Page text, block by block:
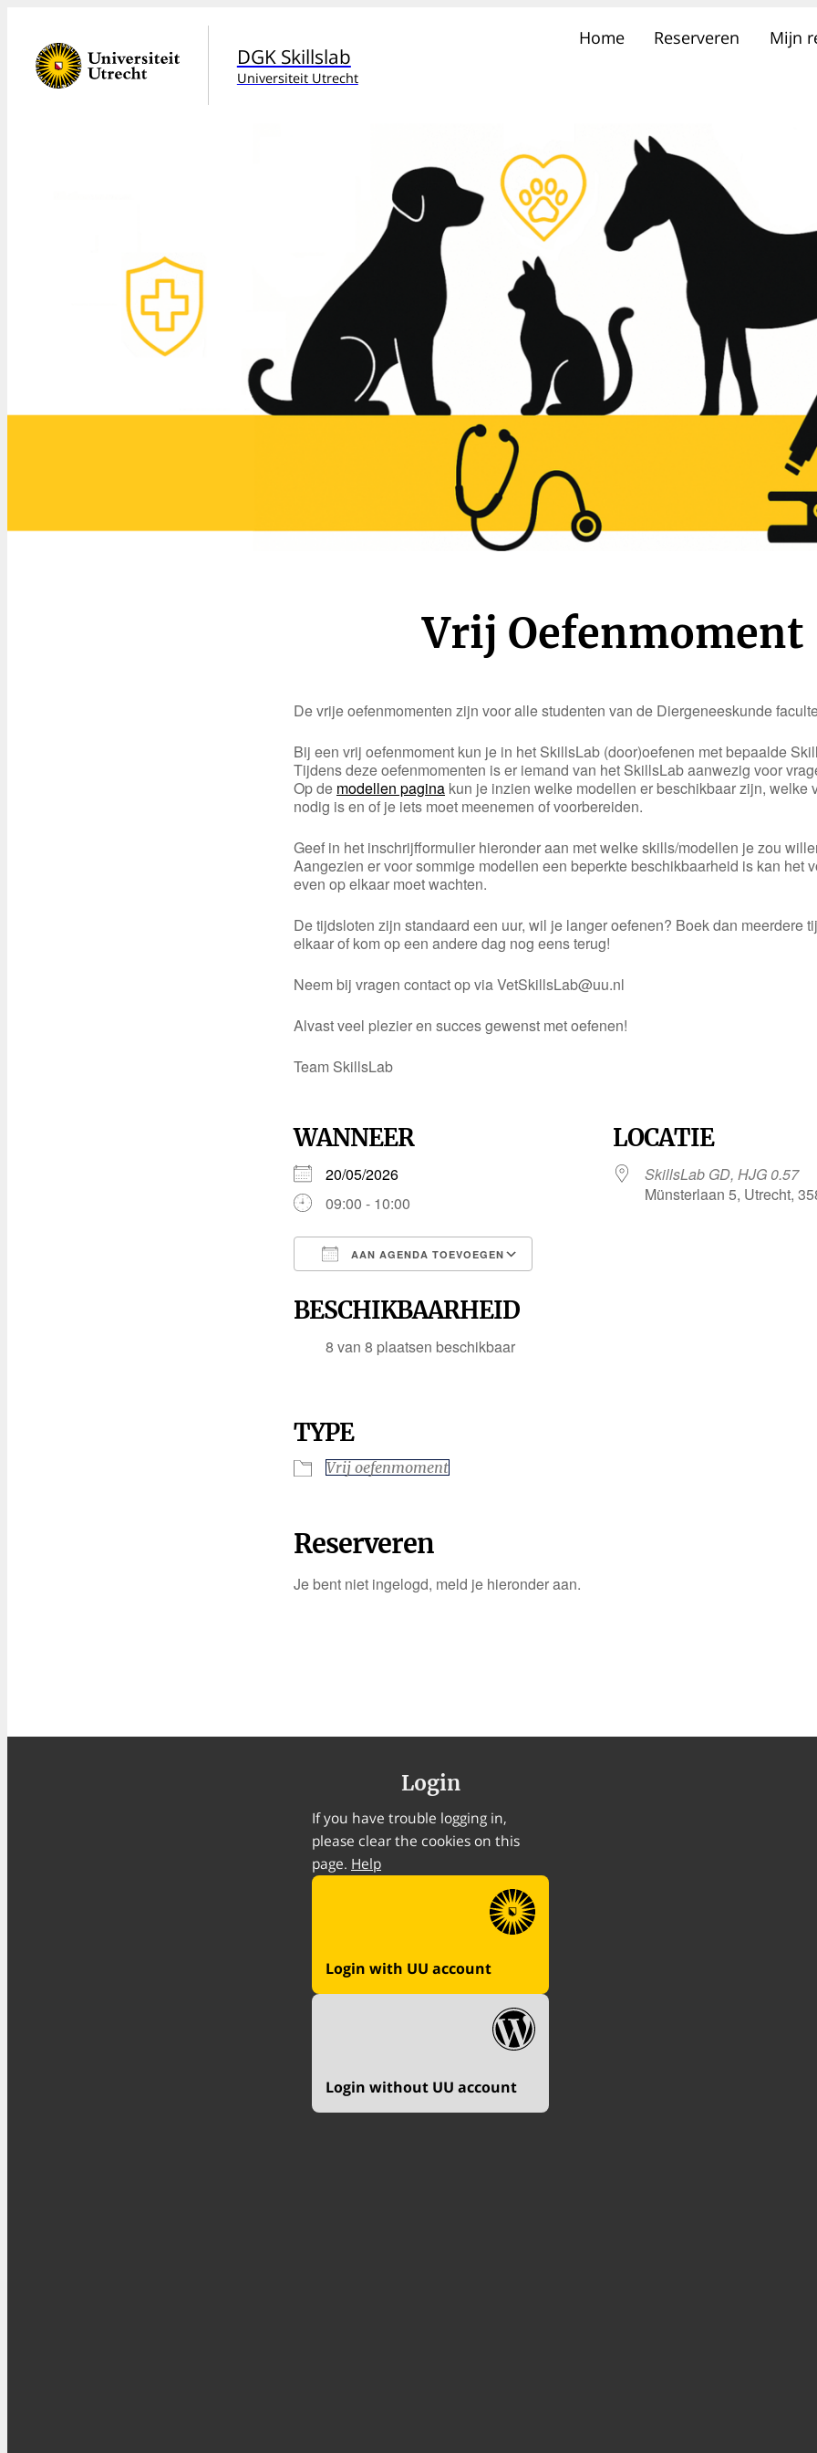
DGK Skillslab
Universiteit Utrecht
Home Reserveren Mijn
Vrij Oefenmoment
De vrije oefenmomenten zijn voor alle studenten van de Diergeneeskunde
Bij een vrij oefenmoment kun je in het SkillsLab (door)oefenen met bepaalde
Tijdens deze oefenmomenten is er iemand van het SkillsLab aanwezig voor
Op de modellen pagina kun je inzien welke modellen er beschikbaar zijn, welke
nodig is en of je iets moet meenemen of voorbereiden.
Geef in het inschrijfformulier hieronder aan met welke skills/modellen je zou
Aangezien er voor sommige modellen een beperkte beschikbaarheid is kan het
even op elkaar moet wachten.
De tijdsloten zijn standaard een uur, wil je langer oefenen? Boek dan meerdere
elkaar of kom op een andere dag nog eens terug!
Neem bij vragen contact op via VetSkillsLab@uu.nl
Alvast veel plezier en succes gewenst met oefenen!
Team SkillsLab
WANNEER
20/05/2026
09:00 - 10:00
AAN AGENDA TOEVOEGEN
BESCHIKBAARHEID
8 van 8 plaatsen beschikbaar
LOCATIE
SkillsLab GD, HJG 0.57
Münsterlaan 5, Utrecht,
TYPE
Vrij oefenmoment
Reserveren
Je bent niet ingelogd, meld je hieronder aan.
Login
If you have trouble logging in,
please clear the cookies on this
page. Help
Login with UU account
Login without UU account